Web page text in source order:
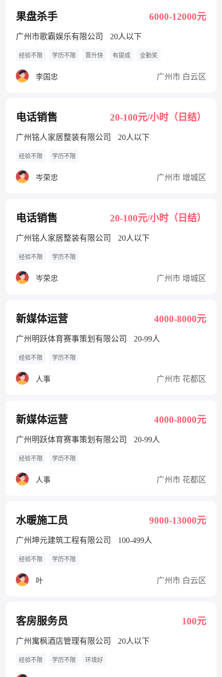
果盘杀手 6000-12000元
广州市歌霸娱乐有限公司 20人以下
经验不限 学历不限 晋升快 有提成 全勤奖
李国忠 广州市 白云区
电话销售 20-100元/小时（日结）
广州铭人家居整装有限公司 20人以下
经验不限 学历不限
岑荣忠 广州市 增城区
电话销售 20-100元/小时（日结）
广州铭人家居整装有限公司 20人以下
经验不限 学历不限
岑荣忠 广州市 增城区
新媒体运营 4000-8000元
广州明跃体育赛事策划有限公司 20-99人
经验不限 学历不限
人事 广州市 花都区
新媒体运营 4000-8000元
广州明跃体育赛事策划有限公司 20-99人
经验不限 学历不限
人事 广州市 花都区
水暖施工员 9000-13000元
广州坤元建筑工程有限公司 100-499人
经验不限 学历不限
叶 广州市 白云区
客房服务员 100元
广州寓枫酒店管理有限公司 20人以下
经验不限 学历不限 环境好